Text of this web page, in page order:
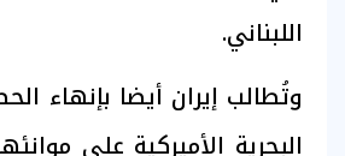
اللبناني.
وتُطالب إيران أيضا بإنهاء
البحرية الأميركية على